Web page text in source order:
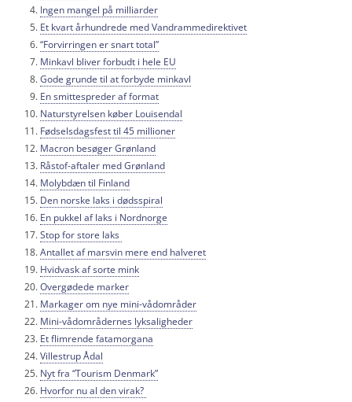
Ingen mangel på milliarder
Et kvart århundrede med Vandrammedirektivet
“Forvirringen er snart total”
Minkavl bliver forbudt i hele EU
Gode grunde til at forbyde minkavl
En smittespreder af format
Naturstyrelsen køber Louisendal
Fødselsdagsfest til 45 millioner
Macron besøger Grønland
Råstof-aftaler med Grønland
Molybdæn til Finland
Den norske laks i dødsspiral
En pukkel af laks i Nordnorge
Stop for store laks
Antallet af marsvin mere end halveret
Hvidvask af sorte mink
Overgødede marker
Markager om nye mini-vådområder
Mini-vådområdernes lyksaligheder
Et flimrende fatamorgana
Villestrup Ådal
Nyt fra “Tourism Denmark”
Hvorfor nu al den virak?